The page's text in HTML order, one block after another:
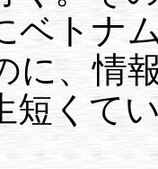
ベトナ
に、情
短くて